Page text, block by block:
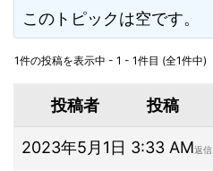
このトピックは空です。
1件の投稿を表示中 - 1 - 1件目 (全1件中)
投稿者 投稿
2023年5月1日 3:33 AM返信